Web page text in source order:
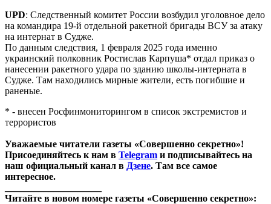
UPD: Следственный комитет России возбудил уголовное дело
на командира 19-й отдельной ракетной бригады ВСУ за атаку
на интернат в Судже.
По данным следствия, 1 февраля 2025 года именно
украинский полковник Ростислав Карпуша* отдал приказ о
нанесении ракетного удара по зданию школы-интерната в
Судже. Там находились мирные жители, есть погибшие и
раненые.
* - внесен Росфинмониторингом в список экстремистов и
террористов
Уважаемые читатели газеты «Совершенно секретно»!
Присоединяйтесь к нам в Telegram и подписывайтесь на
наш официальный канал в Дзене. Там все самое
интересное.
Читайте в новом номере газеты «Совершенно секретно»: